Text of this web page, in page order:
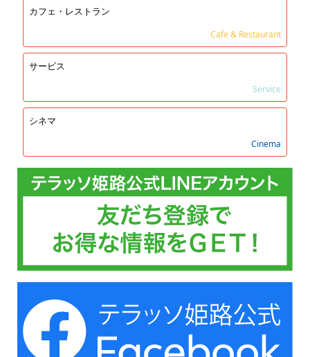
カフェ・レストラン
Cafe & Restaurant
サービス
Service
シネマ
Cinema